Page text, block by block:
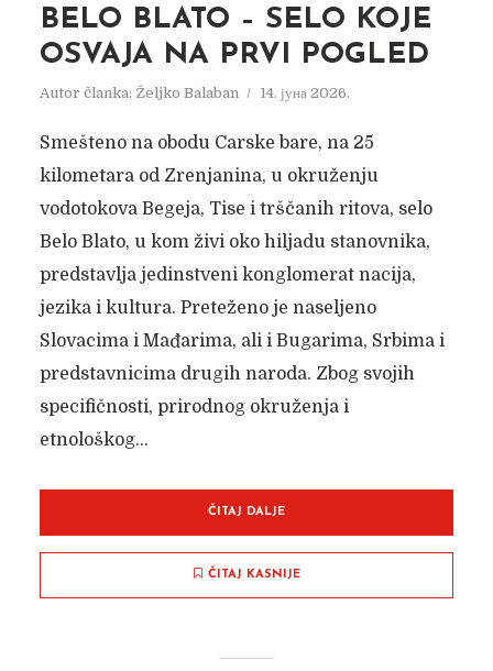
BELO BLATO – SELO KOJE
OSVAJA NA PRVI POGLED
Autor članka: Željko Balaban 14. јуна 2026.
Smešteno na obodu Carske bare, na 25
kilometara od Zrenjanina, u okruženju
vodotokova Begeja, Tise i trščanih ritova, selo
Belo Blato, u kom živi oko hiljadu stanovnika,
predstavlja jedinstveni konglomerat nacija,
jezika i kultura. Preteženo je naseljeno
Slovacima i Mađarima, ali i Bugarima, Srbima i
predstavnicima drugih naroda. Zbog svojih
specifičnosti, prirodnog okruženja i
etnološkog...
ČITAJ DALJE
ČITAJ KASNIJE